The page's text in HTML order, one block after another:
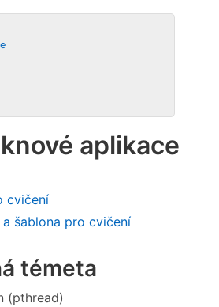
aplikace
cvičení
šablona pro cvičení
témeta
(pthread)